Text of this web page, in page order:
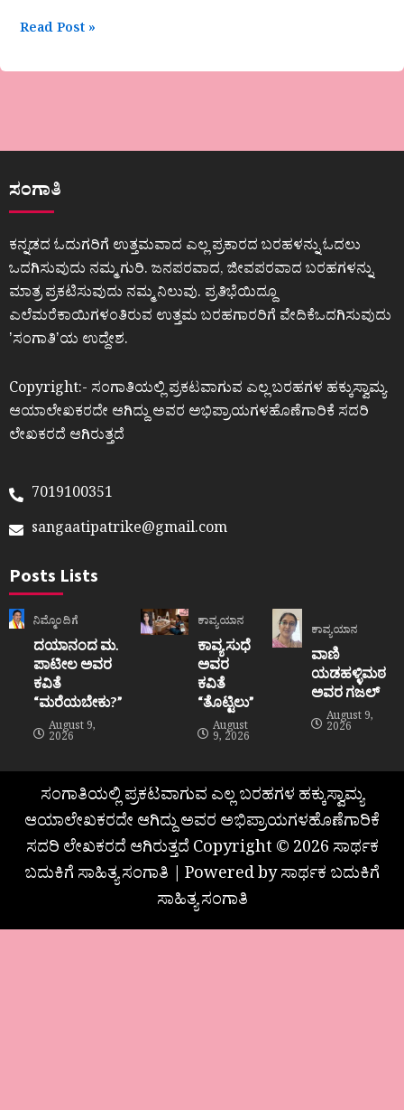
Read Post »
ಸಂಗಾತಿ
ಕನ್ನಡದ ಓದುಗರಿಗೆ ಉತ್ತಮವಾದ ಎಲ್ಲ ಪ್ರಕಾರದ ಬರಹಳನ್ನು ಓದಲು
ಒದಗಿಸುವುದು ನಮ್ಮ ಗುರಿ. ಜನಪರವಾದ, ಜೀವಪರವಾದ ಬರಹಗಳನ್ನು
ಮಾತ್ರ ಪ್ರಕಟಿಸುವುದು ನಮ್ಮ ನಿಲುವು. ಪ್ರತಿಭೆಯಿದ್ದೂ
ಎಲೆಮರೆಕಾಯಿಗಳಂತಿರುವ ಉತ್ತಮ ಬರಹಗಾರರಿಗೆ ವೇದಿಕೆಒದಗಿಸುವುದು
ʼಸಂಗಾತಿʼಯ ಉದ್ದೇಶ.
Copyright:- ಸಂಗಾತಿಯಲ್ಲಿ ಪ್ರಕಟವಾಗುವ ಎಲ್ಲ ಬರಹಗಳ ಹಕ್ಕುಸ್ವಾಮ್ಯ
ಆಯಾಲೇಖಕರದೇ ಆಗಿದ್ದು ಅವರ ಅಭಿಪ್ರಾಯಗಳಹೊಣೆಗಾರಿಕೆ ಸದರಿ
ಲೇಖಕರದೆ ಆಗಿರುತ್ತದೆ
7019100351
sangaatipatrike@gmail.com
Posts Lists
ನಿಮ್ಮೊಂದಿಗೆ
ದಯಾನಂದ ಮ.
ಪಾಟೀಲ ಅವರ
ಕವಿತೆ
“ಮರೆಯಬೇಕು?”
August 9,
2026
ಕಾವ್ಯಯಾನ
ಕಾವ್ಯ ಸುಧೆ
ಅವರ
ಕವಿತೆ
“ತೊಟ್ಟಿಲು”
August
9, 2026
ಕಾವ್ಯಯಾನ
ವಾಣಿ
ಯಡಹಳ್ಳಿಮಠ
ಅವರ ಗಜಲ್
August 9,
2026
ಸಂಗಾತಿಯಲ್ಲಿ ಪ್ರಕಟವಾಗುವ ಎಲ್ಲ ಬರಹಗಳ ಹಕ್ಕುಸ್ವಾಮ್ಯ
ಆಯಾಲೇಖಕರದೇ ಆಗಿದ್ದು ಅವರ ಅಭಿಪ್ರಾಯಗಳಹೊಣೆಗಾರಿಕೆ
ಸದರಿ ಲೇಖಕರದೆ ಆಗಿರುತ್ತದೆ Copyright © 2026 ಸಾರ್ಥಕ
ಬದುಕಿಗೆ ಸಾಹಿತ್ಯ ಸಂಗಾತಿ | Powered by ಸಾರ್ಥಕ ಬದುಕಿಗೆ
ಸಾಹಿತ್ಯ ಸಂಗಾತಿ